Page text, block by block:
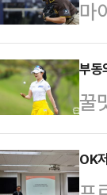
투
출
서
를
행
·
철
마
그
인
마
하
방
부동
꿀
발
트
OK